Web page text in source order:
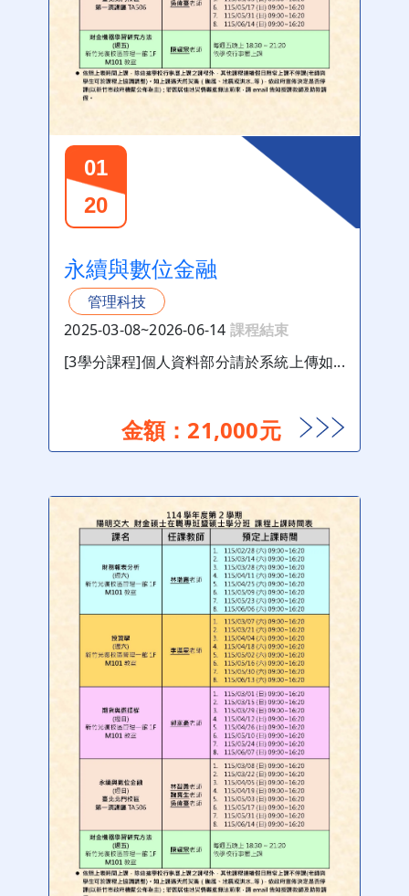
01
20
永續與數位金融
管理科技
2025-03-08~2026-06-14 課程結束
[3學分課程]個人資料部分請於系統上傳如...
金額：21,000元